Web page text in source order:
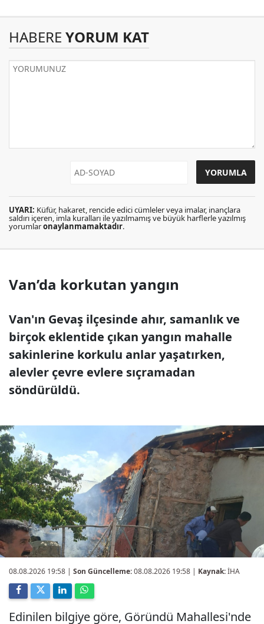
HABERE YORUM KAT
UYARI: Küfür, hakaret, rencide edici cümleler veya imalar, inançlara
saldırı içeren, imla kuralları ile yazılmamış ve büyük harflerle yazılmış
yorumlaronaylanmamaktadır.
Van’da korkutan yangın
Van'ın Gevaş ilçesinde ahır, samanlık ve
birçok eklentide çıkan yangın mahalle
sakinlerine korkulu anlar yaşatırken,
alevler çevre evlere sıçramadan
söndürüldü.
08.08.2026 19:58 | Son Güncelleme:08.08.2026 19:58 | Kaynak:İHA
Edinilen bilgiye göre, Göründü Mahallesi'nde